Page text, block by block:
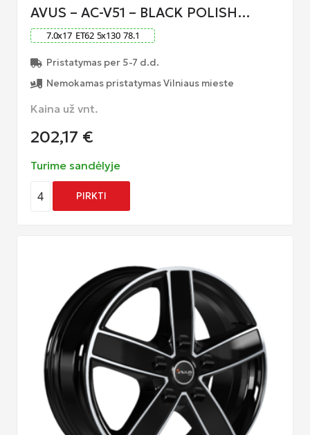
AVUS – AC-V51 – BLACK POLISH…
7.0x17 ET62 5x130 78.1
Pristatymas per 5-7 d.d.
Nemokamas pristatymas Vilniaus mieste
Kaina už vnt.
202,17 €
Turime sandėlyje
4 PIRKTI